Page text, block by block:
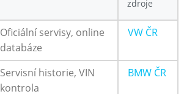
zdroje
Oficiální servisy, online
databáze
VW ČR
Servisní historie, VIN
kontrola
BMW ČR